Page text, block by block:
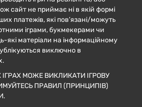
сайт не приймає ні в якій формі
платежів, які пов’язані/можуть
іграми, букмекерами чи
які матеріали на інформаційному
виключно в
МОЖЕ ВИКЛИКАТИ ІГРОВУ
ПРАВИЛ (ПРИНЦИПІВ)